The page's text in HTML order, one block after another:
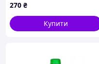
лотоса, 1140 мл
270 ₴
Купити